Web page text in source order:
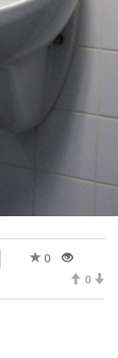
0
0